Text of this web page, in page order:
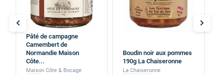
Pâté de campagne
Camembert de
Normandie Maison
Côte...
Maison Côte & Bocage
Boudin noir aux pommes
190g La Chaiseronne
La Chaiseronne
chevron_left chevron_right